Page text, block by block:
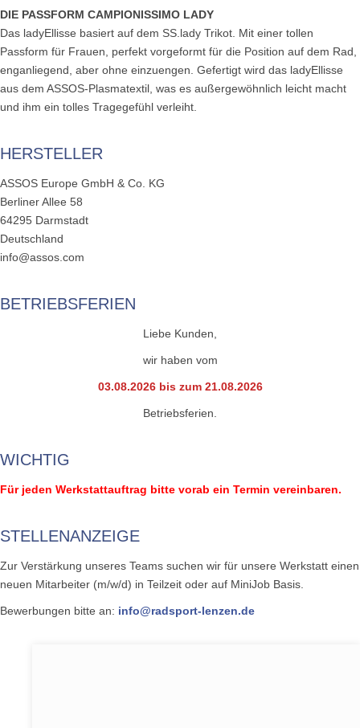
DIE PASSFORM CAMPIONISSIMO LADY
Das ladyEllisse basiert auf dem SS.lady Trikot. Mit einer tollen
Passform für Frauen, perfekt vorgeformt für die Position auf dem Rad,
enganliegend, aber ohne einzuengen. Gefertigt wird das ladyEllisse
aus dem ASSOS-Plasmatextil, was es außergewöhnlich leicht macht
und ihm ein tolles Tragegefühl verleiht.
HERSTELLER
ASSOS Europe GmbH & Co. KG
Berliner Allee 58
64295 Darmstadt
Deutschland
info@assos.com
BETRIEBSFERIEN
Liebe Kunden,
wir haben vom
03.08.2026 bis zum 21.08.2026
Betriebsferien.
WICHTIG
Für jeden Werkstattauftrag bitte vorab ein Termin vereinbaren.
STELLENANZEIGE
Zur Verstärkung unseres Teams suchen wir für unsere Werkstatt einen
neuen Mitarbeiter (m/w/d) in Teilzeit oder auf MiniJob Basis.
Bewerbungen bitte an: info@radsport-lenzen.de